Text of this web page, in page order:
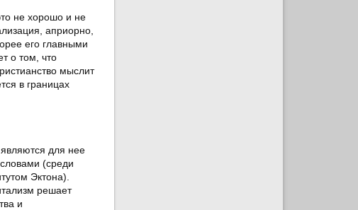
не хорошо и не
априорно,
его главными
о том, что
мыслит
в границах
для нее
(среди
Эктона).
решает
и